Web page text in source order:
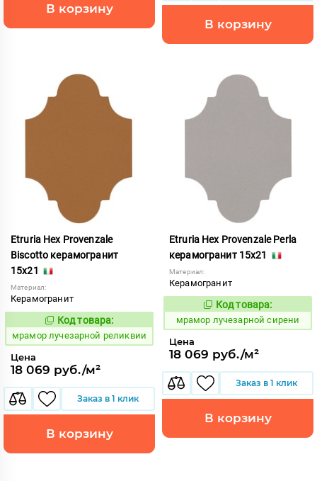
В корзину
В корзину
Etruria Hex Provenzale
Biscotto керамогранит
15x21
Материал:
Керамогранит
1073455
Код товара:
мрамор лучезарной реликвии
Цена
18 069 руб./м²
Заказ в 1 клик
В корзину
Etruria Hex Provenzale Perla
керамогранит 15x21
Материал:
Керамогранит
1073464
Код товара:
мрамор лучезарной сирени
Цена
18 069 руб./м²
Заказ в 1 клик
В корзину